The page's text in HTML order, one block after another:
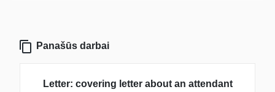
Panašūs darbai
Letter: covering letter about an attendant